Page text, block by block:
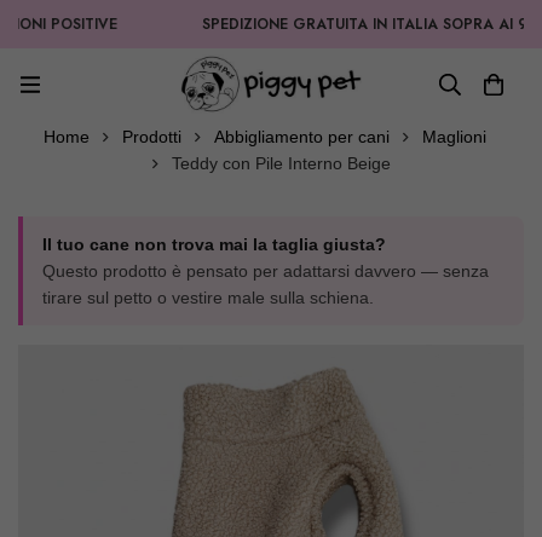
POSITIVE SPEDIZIONE GRATUITA IN ITALIA SOPRA AI 99,90€
Home Prodotti Abbigliamento per cani
Maglioni
Teddy con Pile Interno Beige
Il tuo cane non trova mai la taglia giusta?
Questo prodotto è pensato per adattarsi davvero — senza
tirare sul petto o vestire male sulla schiena.